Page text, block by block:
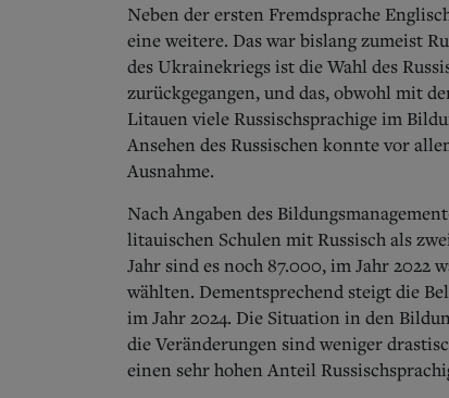
Neben der ersten Fremdsprache
eine weitere. Das war bislang zumeist
des Ukrainekriegs ist die Wahl des
zurückgegangen, und das, obwohl mit
Litauen viele Russischsprachige im
Ansehen des Russischen konnte vor
Ausnahme.
Nach Angaben des
litauischen Schulen mit Russisch als
Jahr sind es noch 87.000, im Jahr 2022
wählten. Dementsprechend steigt die
im Jahr 2024. Die Situation in den
die Veränderungen sind weniger
einen sehr hohen Anteil